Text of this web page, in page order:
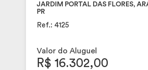
JARDIM PORTAL DAS FLORES,
PR
Ref.: 4125
Valor do Aluguel
R$ 16.302,00